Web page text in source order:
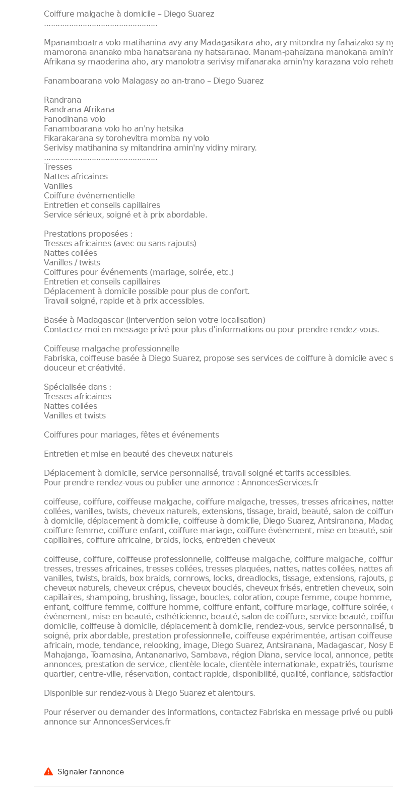
Coiffure malgache à domicile – Diego Suarez
..................................................
Mpanamboatra volo matihanina avy any Madagasikara aho, ary mitondra ny fahaizako sy
mamorona ananako mba hanatsarana ny hatsaranao. Manam-pahaizana manokana
Afrikana sy maoderina aho, ary manolotra serivisy mifanaraka amin'ny karazana volo
Fanamboarana volo Malagasy ao an-trano – Diego Suarez
Randrana
Randrana Afrikana
Fanodinana volo
Fanamboarana volo ho an'ny hetsika
Fikarakarana sy torohevitra momba ny volo
Serivisy matihanina sy mitandrina amin'ny vidiny mirary.
..................................................
Tresses
Nattes africaines
Vanilles
Coiffure événementielle
Entretien et conseils capillaires
Service sérieux, soigné et à prix abordable.
Prestations proposées :
Tresses africaines (avec ou sans rajouts)
Nattes collées
Vanilles / twists
Coiffures pour événements (mariage, soirée, etc.)
Entretien et conseils capillaires
Déplacement à domicile possible pour plus de confort.
Travail soigné, rapide et à prix accessibles.
Basée à Madagascar (intervention selon votre localisation)
Contactez-moi en message privé pour plus d’informations ou pour prendre rendez-vous.
Coiffeuse malgache professionnelle
Fabriska, coiffeuse basée à Diego Suarez, propose ses services de coiffure à domicile avec
douceur et créativité.
Spécialisée dans :
Tresses africaines
Nattes collées
Vanilles et twists
Coiffures pour mariages, fêtes et événements
Entretien et mise en beauté des cheveux naturels
Déplacement à domicile, service personnalisé, travail soigné et tarifs accessibles.
Pour prendre rendez-vous ou publier une annonce : AnnoncesServices.fr
coiffeuse, coiffure, coiffeuse malgache, coiffure malgache, tresses, tresses africaines,
collées, vanilles, twists, cheveux naturels, extensions, tissage, braid, beauté, salon de
à domicile, déplacement à domicile, coiffeuse à domicile, Diego Suarez, Antsiranana,
coiffure femme, coiffure enfant, coiffure mariage, coiffure événement, mise en beauté,
capillaires, coiffure africaine, braids, locks, entretien cheveux
coiffeuse, coiffure, coiffeuse professionnelle, coiffeuse malgache, coiffure malgache,
tresses, tresses africaines, tresses collées, tresses plaquées, nattes, nattes collées, nattes
vanilles, twists, braids, box braids, cornrows, locks, dreadlocks, tissage, extensions, rajouts,
cheveux naturels, cheveux crépus, cheveux bouclés, cheveux frisés, entretien cheveux,
capillaires, shampoing, brushing, lissage, boucles, coloration, coupe femme, coupe
enfant, coiffure femme, coiffure homme, coiffure enfant, coiffure mariage, coiffure soirée,
événement, mise en beauté, esthéticienne, beauté, salon de coiffure, service beauté,
domicile, coiffeuse à domicile, déplacement à domicile, rendez-vous, service personnalisé,
soigné, prix abordable, prestation professionnelle, coiffeuse expérimentée, artisan
africain, mode, tendance, relooking, image, Diego Suarez, Antsiranana, Madagascar, Nosy
Mahajanga, Toamasina, Antananarivo, Sambava, région Diana, service local, annonce,
annonces, prestation de service, clientèle locale, clientèle internationale, expatriés,
quartier, centre-ville, réservation, contact rapide, disponibilité, qualité, confiance,
Disponible sur rendez-vous à Diego Suarez et alentours.
Pour réserver ou demander des informations, contactez Fabriska en message privé ou
annonce sur AnnoncesServices.fr
Signaler l'annonce